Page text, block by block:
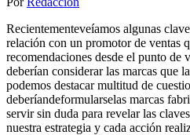
Recientementeveíamos algunas
relación con un promotor de ventas
recomendaciones desde el punto de
deberían considerar las marcas que
podemos destacar multitud de
deberíandeformularselas marcas
servir sin duda para revelar las
nuestra estrategia y cada acción